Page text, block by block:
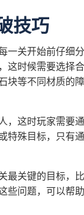
技巧
关开始前仔细
这时候需要选择
等不同材质的
，这时玩家需要
殊目标，只有
最关键的目标，
些问题，可以帮